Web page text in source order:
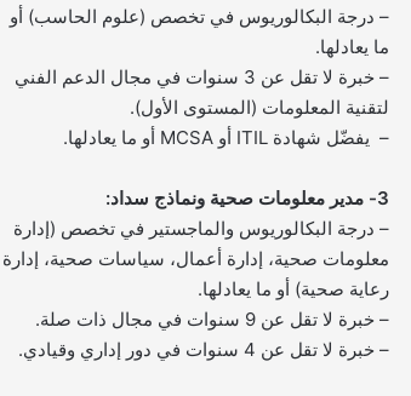
– درجة البكالوريوس في تخصص (علوم الحاسب) أو
ما يعادلها.
– خبرة لا تقل عن 3 سنوات في مجال الدعم الفني
لتقنية المعلومات (المستوى الأول).
– يفضّل شهادة ITIL أو MCSA أو ما يعادلها.
3- مدير معلومات صحية ونماذج سداد:
– درجة البكالوريوس والماجستير في تخصص (إدارة
معلومات صحية، إدارة أعمال، سياسات صحية، إدارة
رعاية صحية) أو ما يعادلها.
– خبرة لا تقل عن 9 سنوات في مجال ذات صلة.
– خبرة لا تقل عن 4 سنوات في دور إداري وقيادي.